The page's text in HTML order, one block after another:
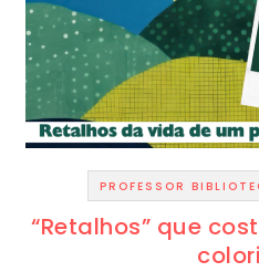
PROFESSOR
“Retalhos” que